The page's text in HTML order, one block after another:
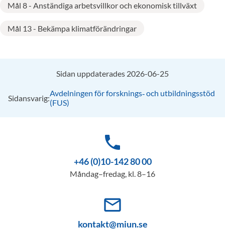
Mål 8 - Anständiga arbetsvillkor och ekonomisk tillväxt
Mål 13 - Bekämpa klimatförändringar
Sidan uppdaterades 2026-06-25
Sidansvarig:Avdelningen för forsknings‑ och utbildningsstöd
(FUS)
phone
+46 (0)10-142 80 00
Måndag–fredag, kl. 8–16
mail_outline
kontakt@miun.se